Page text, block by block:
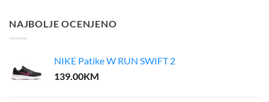
60.00KM.
NAJBOLJE OCENJENO
NIKE Patike W RUN SWIFT 2
139.00KM